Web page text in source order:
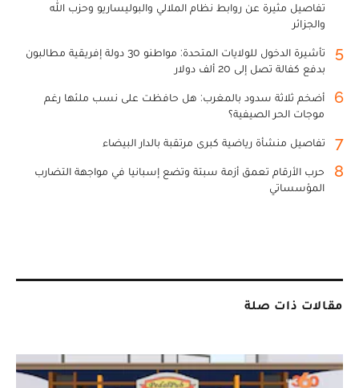
تفاصيل مثيرة عن روابط نظام الملالي والبوليساريو وحزب الله
والجزائر
5
تأشيرة الدخول للولايات المتحدة: مواطنو 30 دولة إفريقية مطالبون
بدفع كفالة تصل إلى 20 ألف دولار
6
أضخم ثلاثة سدود بالمغرب: هل حافظت على نسب ملئها رغم
موجات الحر الصيفية؟
7 تفاصيل منشأة رياضية كبرى مرتقبة بالدار البيضاء
8
حرب الأرقام تعمق أزمة سبتة وتضع إسبانيا في مواجهة التضارب
المؤسساتي
مقالات ذات صلة